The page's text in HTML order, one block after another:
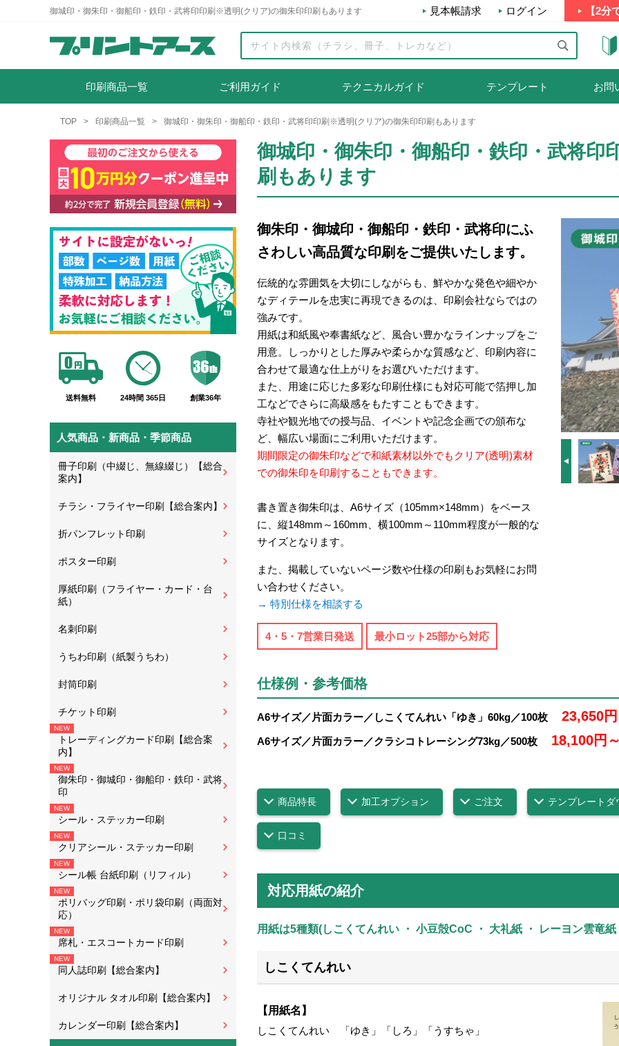
御城印・御朱印・御船印・鉄印・武将印印刷※透明(クリア)の御朱印印刷もあります 見本帳請求 ログイン 【2分
印刷商品一覧 ご利用ガイド テクニカルガイド テンプレート お問
TOP 印刷商品一覧 御城印・御朱印・御船印・鉄印・武将印印刷※透明(クリア)の御朱印印刷もあります
送料無料 24時間 365日 創業36年
人気商品・新商品・季節商品
冊子印刷（中綴じ、無線綴じ）【総合
案内】
チラシ・フライヤー印刷【総合案内】
折パンフレット印刷
ポスター印刷
厚紙印刷（フライヤー・カード・台
紙）
名刺印刷
うちわ印刷（紙製うちわ）
封筒印刷
チケット印刷
トレーディングカード印刷【総合案
内】
御朱印・御城印・御船印・鉄印・武将
印
シール・ステッカー印刷
クリアシール・ステッカー印刷
シール帳 台紙印刷（リフィル）
ポリバッグ印刷・ポリ袋印刷（両面対
応）
席札・エスコートカード印刷
同人誌印刷【総合案内】
オリジナル タオル印刷【総合案内】
カレンダー印刷【総合案内】
御城印・御朱印・御船印・鉄印・武将
刷もあります
御朱印・御城印・御船印・鉄印・武将印にふ
さわしい高品質な印刷をご提供いたします。
伝統的な雰囲気を大切にしながらも、鮮やかな発色や細やか
なディテールを忠実に再現できるのは、印刷会社ならではの
強みです。
用紙は和紙風や奉書紙など、風合い豊かなラインナップをご
用意。しっかりとした厚みや柔らかな質感など、印刷内容に
合わせて最適な仕上がりをお選びいただけます。
また、用途に応じた多彩な印刷仕様にも対応可能で箔押し加
工などでさらに高級感をもたすこともできます。
寺社や観光地での授与品、イベントや記念企画での頒布な
ど、幅広い場面にご利用いただけます。
期間限定の御朱印などで和紙素材以外でもクリア(透明)素材
での御朱印を印刷することもできます。
書き置き御朱印は、A6サイズ（105mm×148mm）をベース
に、縦148mm～160mm、横100mm～110mm程度が一般的な
サイズとなります。
また、掲載していないページ数や仕様の印刷もお気軽にお問
い合わせください。
→ 特別仕様を相談する
4・5・7営業日発送 最小ロット25部から対応
仕様例・参考価格
A6サイズ／片面カラー／しこくてんれい「ゆき」60kg／100枚 23,650
A6サイズ／片面カラー／クラシコトレーシング73kg／500枚 18,100円
商品特長 加工オプション ご注文 テンプレートダ
口コミ
対応用紙の紹介
用紙は5種類(しこくてんれい ・ 小豆殻CoC ・ 大礼紙 ・ レーヨン雲竜
しこくてんれい
【用紙名】
しこくてんれい 「ゆき」「しろ」「うすちゃ」